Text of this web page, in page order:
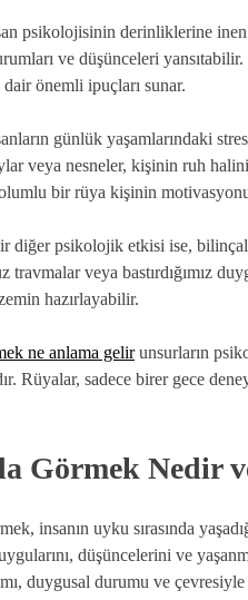
psikolojisinin derinliklerine
ve düşünceleri
dair önemli ipuçları sunar.
günlük yaşamlarındaki
veya nesneler, kişinin ruh
bir rüya kişinin
diğer psikolojik etkisi ise,
travmalar veya bastırdığımız
hazırlayabilir.
ne anlama gelirunsurların
Rüyalar, sadece birer gece
Görmek Nedir
insanın uyku sırasında
düşüncelerini ve
duygusal durumu ve